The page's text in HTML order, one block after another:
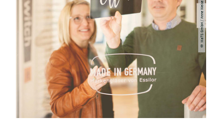
© MaTS GmbH / Anne Weise